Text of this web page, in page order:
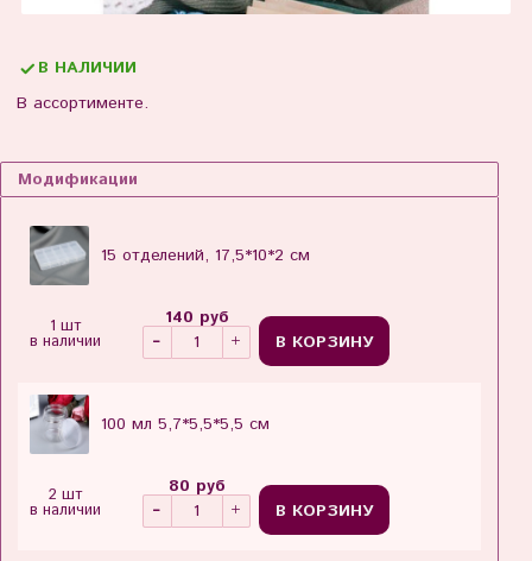
В ассортименте.
В НАЛИЧИИ
Модификации
15 отделений, 17,5*10*2 см
1 шт
в наличии
140 руб
В КОРЗИНУ
100 мл 5,7*5,5*5,5 см
2 шт
в наличии
80 руб
В КОРЗИНУ